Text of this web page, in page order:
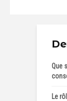
Que
Le